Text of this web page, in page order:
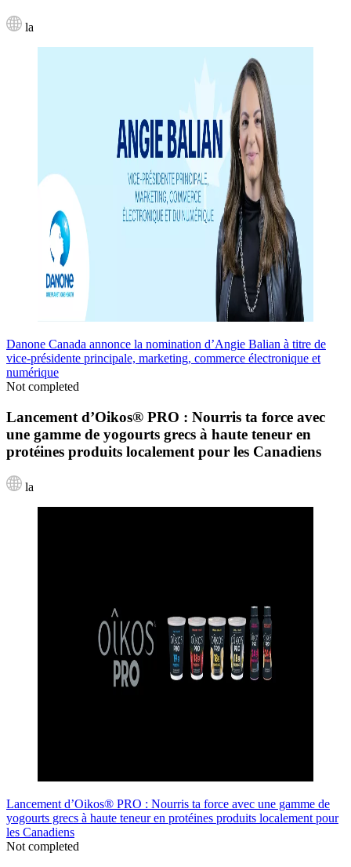
la
Danone Canada annonce la nomination d’Angie Balian à titre de
vice-présidente principale, marketing, commerce électronique et
numérique
Not completed
Lancement d’Oikos® PRO : Nourris ta force avec
une gamme de yogourts grecs à haute teneur en
protéines produits localement pour les Canadiens
la
Lancement d’Oikos® PRO : Nourris ta force avec une gamme de
yogourts grecs à haute teneur en protéines produits localement pour
les Canadiens
Not completed